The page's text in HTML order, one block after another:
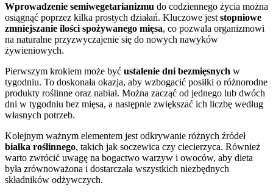
Wprowadzenie semiwegetarianizmu do codziennego życia można
osiągnąć poprzez kilka prostych działań. Kluczowe jest stopniowe
zmniejszanie ilości spożywanego mięsa, co pozwala organizmowi
na naturalne przyzwyczajenie się do nowych nawyków
żywieniowych.
Pierwszym krokiem może być ustalenie dni bezmięsnych w
tygodniu. To doskonała okazja, aby wzbogacić posiłki o różnorodne
produkty roślinne oraz nabiał. Można zacząć od jednego lub dwóch
dni w tygodniu bez mięsa, a następnie zwiększać ich liczbę według
własnych potrzeb.
Kolejnym ważnym elementem jest odkrywanie różnych źródeł
białka roślinnego, takich jak soczewica czy ciecierzyca. Również
warto zwrócić uwagę na bogactwo warzyw i owoców, aby dieta
była zrównoważona i dostarczała wszystkich niezbędnych
składników odżywczych.